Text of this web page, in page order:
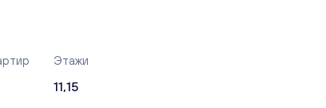
Этажи
11,15